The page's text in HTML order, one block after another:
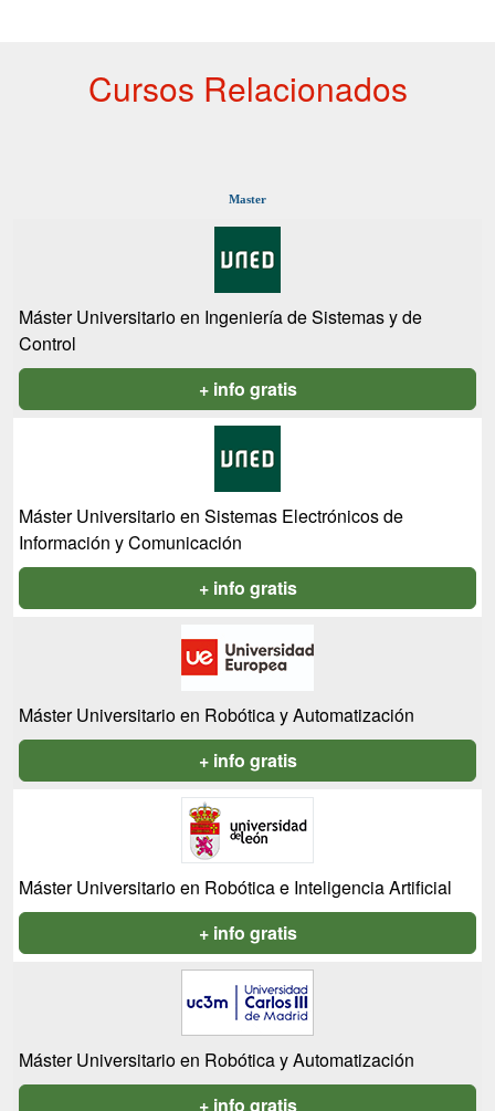
Cursos Relacionados
Master
Máster Universitario en Ingeniería de Sistemas y de
Control
+ info gratis
Máster Universitario en Sistemas Electrónicos de
Información y Comunicación
+ info gratis
Máster Universitario en Robótica y Automatización
+ info gratis
Máster Universitario en Robótica e Inteligencia Artificial
+ info gratis
Máster Universitario en Robótica y Automatización
+ info gratis